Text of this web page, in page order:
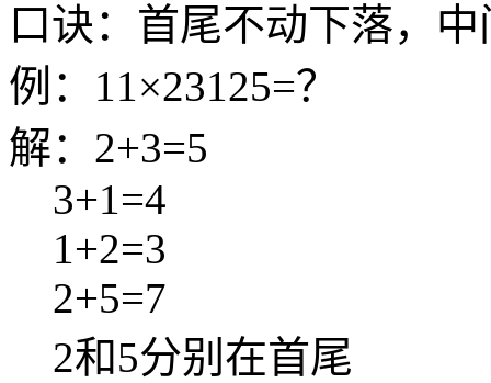
口诀：首尾不动下落，
例：11×23125=？
解：2+3=5
3+1=4
1+2=3
2+5=7
2和5分别在首尾